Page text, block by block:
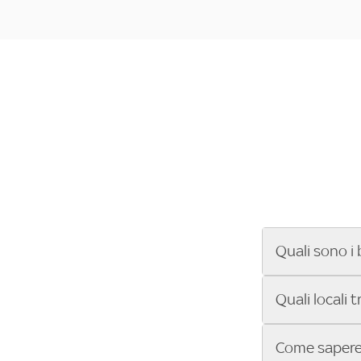
Quali sono i
Se cerchi un
ENILIVE, la
Sky Bar ti
Quali locali
Vuoi sapere
Come